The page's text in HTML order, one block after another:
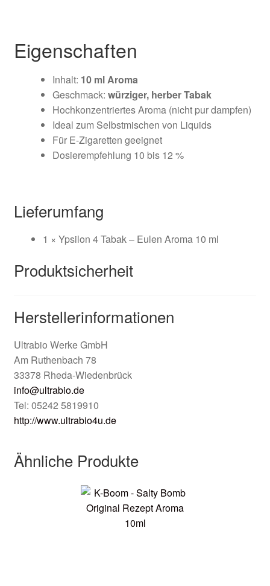
Eigenschaften
Inhalt: 10 ml Aroma
Geschmack: würziger, herber Tabak
Hochkonzentriertes Aroma (nicht pur dampfen)
Ideal zum Selbstmischen von Liquids
Für E-Zigaretten geeignet
Dosierempfehlung 10 bis 12 %
Lieferumfang
1 × Ypsilon 4 Tabak – Eulen Aroma 10 ml
Produktsicherheit
Herstellerinformationen
Ultrabio Werke GmbH
Am Ruthenbach 78
33378 Rheda-Wiedenbrück
info@ultrabio.de
Tel: 05242 5819910
http://www.ultrabio4u.de
Ähnliche Produkte